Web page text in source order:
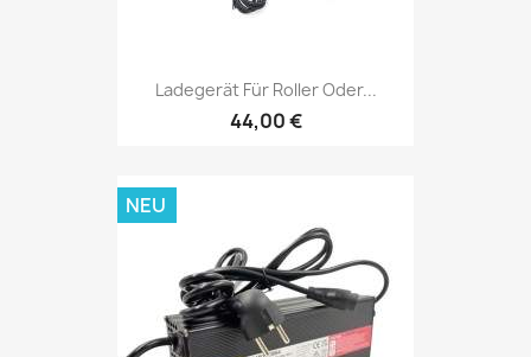
Ladegerät Für Roller Oder...
44,00 €
NEU